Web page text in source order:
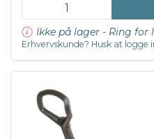
Ikke på lager - Ring for
Erhvervskunde? Husk at logge